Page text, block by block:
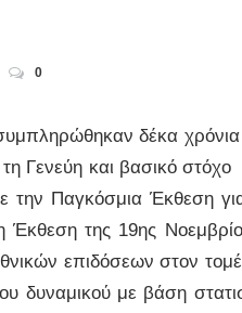
0
δέκα
Γενεύη και βασικό στόχο
την Παγκόσμια Έκθεση
της 19ης
επιδόσεων στον
δυναμικού με βάση